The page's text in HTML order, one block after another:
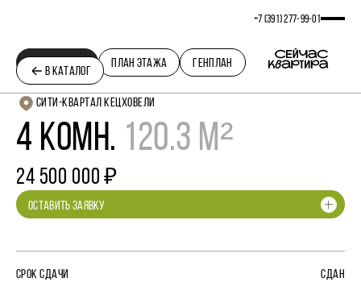
+7 (391) 277‒99‒01
В КАТАЛОГ
ПЛАНИРОВКА ПЛАН ЭТАЖА ГЕНПЛАН
СИТИ-КВАРТАЛ КЕЦХОВЕЛИ
4 КОМН. 120.3 М²
24 500 000 ₽
ОСТАВИТЬ ЗАЯВКУ
СРОК СДАЧИ СДАН